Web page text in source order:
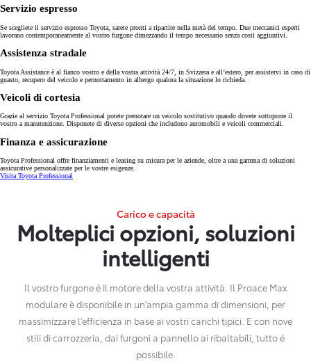
Servizio espresso
Se scegliete il servizio espresso Toyota, sarete pronti a ripartire nella metà del tempo. Due meccanici esperti
lavorano contemporaneamente al vostro furgone dimezzando il tempo necessario senza costi aggiuntivi.
Assistenza stradale
Toyota Assistance è al fianco vostro e della vostra attività 24/7, in Svizzera e all’estero, per assistervi in caso di
guasto, recupero del veicolo e pernottamento in albergo qualora la situazione lo richieda.
Veicoli di cortesia
Grazie al servizio Toyota Professional potete prenotare un veicolo sostitutivo quando dovete sottoporre il
vostro a manutenzione. Disponete di diverse opzioni che includono automobili e veicoli commerciali.
Finanza e assicurazione
Toyota Professional offre finanziamenti e leasing su misura per le aziende, oltre a una gamma di soluzioni
assicurative personalizzate per le vostre esigenze.
Visita Toyota Professional
Carico e capacità
Molteplici opzioni, soluzioni
intelligenti
Il vostro furgone è il motore della vostra attività. Il Proace Max
modulare è disponibile in un'ampia gamma di dimensioni, per
massimizzare l'efficienza in base ai vostri carichi tipici. E con nove
stili di carrozzeria, dai furgoni a pannello ai ribaltabili, tutto è
possibile.